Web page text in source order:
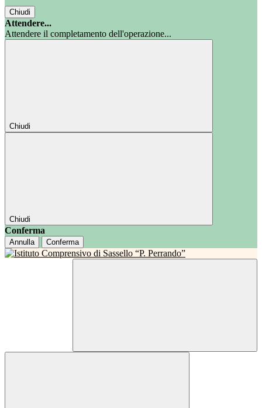
Chiudi
Attendere...
Attendere il completamento dell'operazione...
Chiudi
Chiudi
Conferma
Annulla Conferma